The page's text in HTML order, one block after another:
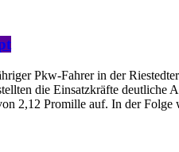
Pkw-Fahrer in der
die Einsatzkräfte
2,12 Promille auf. In der